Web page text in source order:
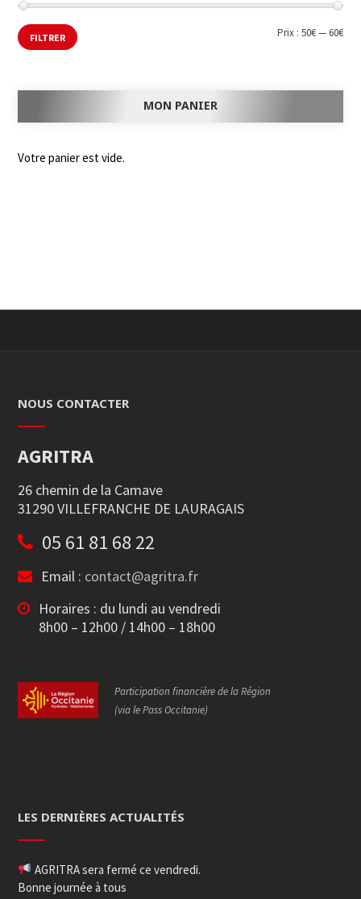
FILTRER Prix : 50€— 60€
MON PANIER
Votre panier est vide.
NOUS CONTACTER
AGRITRA
26 chemin de la Camave
31290 VILLEFRANCHE DE LAURAGAIS
05 61 81 68 22
Email : contact@agritra.fr
Horaires : du lundi au vendredi
8h00 – 12h00 / 14h00 – 18h00
Participation financière de la Région
(via le Pass Occitanie)
LES DERNIÈRES ACTUALITÉS
AGRITRA sera fermé ce vendredi.
Bonne journée à tous